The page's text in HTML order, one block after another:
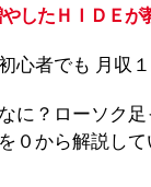
したＨＩＤＥが
心者でも 月収
に？ローソク
０から解説し